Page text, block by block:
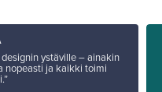
ystäville – ainakin
nopeasti ja kaikki toimi